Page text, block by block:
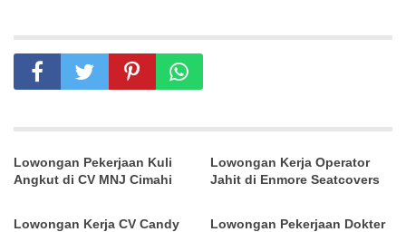
Lowongan Pekerjaan Kuli
Angkut di CV MNJ Cimahi
Lowongan Kerja Operator
Jahit di Enmore Seatcovers
Lowongan Kerja CV Candy
Lowongan Pekerjaan Dokter